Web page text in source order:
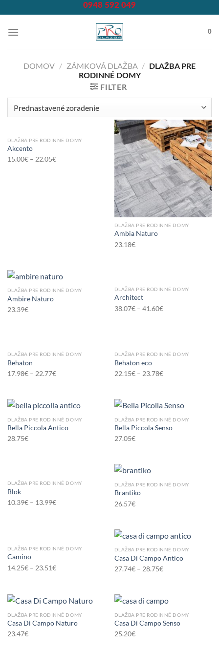
to
content
0948 592 049
0
DOMOV / ZÁMKOVÁ DLAŽBA /
DLAŽBA PRE
RODINNÉ DOMY
FILTER
DLAŽBA PRE RODINNÉ DOMY
Akcento
15.00€– 22.05€
DLAŽBA PRE RODINNÉ DOMY
Ambia Naturo
23.18€
DLAŽBA PRE RODINNÉ DOMY
Ambire Naturo
23.39€
DLAŽBA PRE RODINNÉ DOMY
Architect
38.07€– 41.60€
DLAŽBA PRE RODINNÉ DOMY
Behaton
17.98€– 22.77€
DLAŽBA PRE RODINNÉ DOMY
Behaton eco
22.15€– 23.78€
DLAŽBA PRE RODINNÉ DOMY
Bella Piccola Antico
28.75€
DLAŽBA PRE RODINNÉ DOMY
Bella Piccola Senso
27.05€
DLAŽBA PRE RODINNÉ DOMY
Blok
10.39€– 13.99€
DLAŽBA PRE RODINNÉ DOMY
Brantiko
26.57€
DLAŽBA PRE RODINNÉ DOMY
Camino
14.25€– 23.51€
DLAŽBA PRE RODINNÉ DOMY
Casa Di Campo Antico
27.74€– 28.75€
DLAŽBA PRE RODINNÉ DOMY
Casa Di Campo Naturo
23.47€
DLAŽBA PRE RODINNÉ DOMY
Casa Di Campo Senso
25.20€